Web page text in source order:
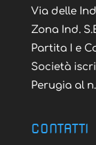
Via delle
Zona Ind.
Partita I e
Società
Perugia al
CONTATTI